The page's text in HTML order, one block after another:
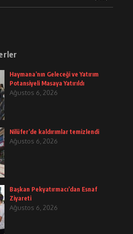
Haymana’nın Geleceği ve Yatırım
Potansiyeli Masaya Yatırıldı
Ağustos 6, 2026
Nilüfer’de kaldırımlar temizlendi
Ağustos 6, 2026
Başkan Pekyatırmacı’dan Esnaf
Ziyareti
Ağustos 6, 2026